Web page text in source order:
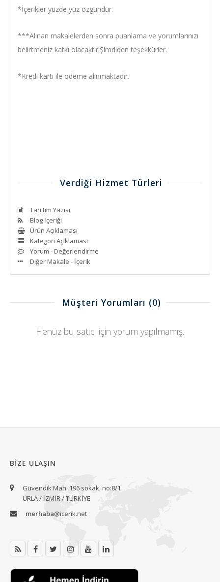
*İçerikler yüzde yüz özgündür.
***Alınan makalelerden sonra puanlama ve yorumlarınızı
belirtmeniz katkı olacaktır.Şimdiden teşekkürler.
*Kredi kartı ile ödeme alınmaktadır.
Verdiği Hizmet Türleri
Tanıtım Yazısı
Blog İçeriği
Ürün Açıklaması
Kategori Açıklaması
Yorum - Değerlendirme
Diğer Makale - İçerik
Müşteri Yorumları (0)
Henüz bu satıcı için yorum yapılmamış.
BIZE ULAŞIN
Güvendik Mah. 196 sokak, no:8/1
URLA / İZMİR / TÜRKİYE
merhaba@icerik.net